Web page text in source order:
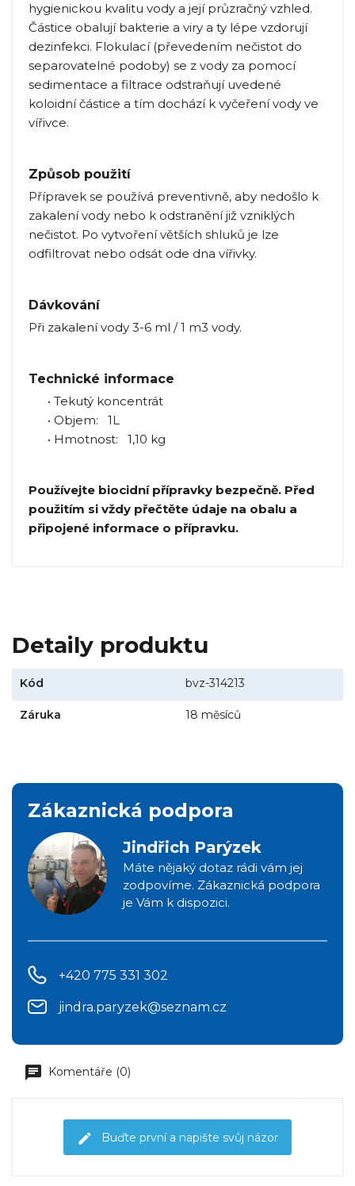
hygienickou kvalitu vody a její průzračný vzhled.
Částice obalují bakterie a viry a ty lépe vzdorují
dezinfekci. Flokulací (převedením nečistot do
separovatelné podoby) se z vody za pomocí
sedimentace a filtrace odstraňují uvedené
koloidní částice a tím dochází k vyčeření vody ve
vířivce.
Způsob použití
Přípravek se používá preventivně, aby nedošlo k
zakalení vody nebo k odstranění již vzniklých
nečistot. Po vytvoření větších shluků je lze
odfiltrovat nebo odsát ode dna vířivky.
Dávkování
Při zakalení vody 3-6 ml / 1 m3 vody.
Technické informace
• Tekutý koncentrát
• Objem: 1L
• Hmotnost: 1,10 kg
Používejte biocidní přípravky bezpečně. Před
použitím si vždy přečtěte údaje na obalu a
připojené informace o přípravku.
Detaily produktu
Kód bvz-314213
Záruka 18 měsíců
Zákaznická podpora
Jindřich Parýzek
Máte nějaký dotaz rádi vám jej
zodpovíme. Zákaznická podpora
je Vám k dispozici.
+420 775 331 302
jindra.paryzek@seznam.cz
Komentáře (0)
Buďte první a napište svůj názor